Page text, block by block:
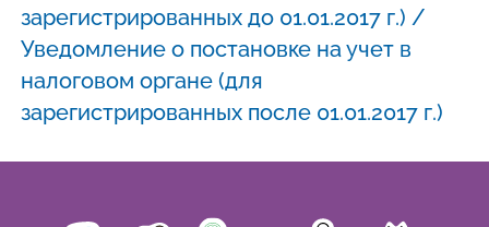
зарегистрированных до 01.01.2017 г.) /
Уведомление о постановке на учет в
налоговом органе (для
зарегистрированных после 01.01.2017 г.)